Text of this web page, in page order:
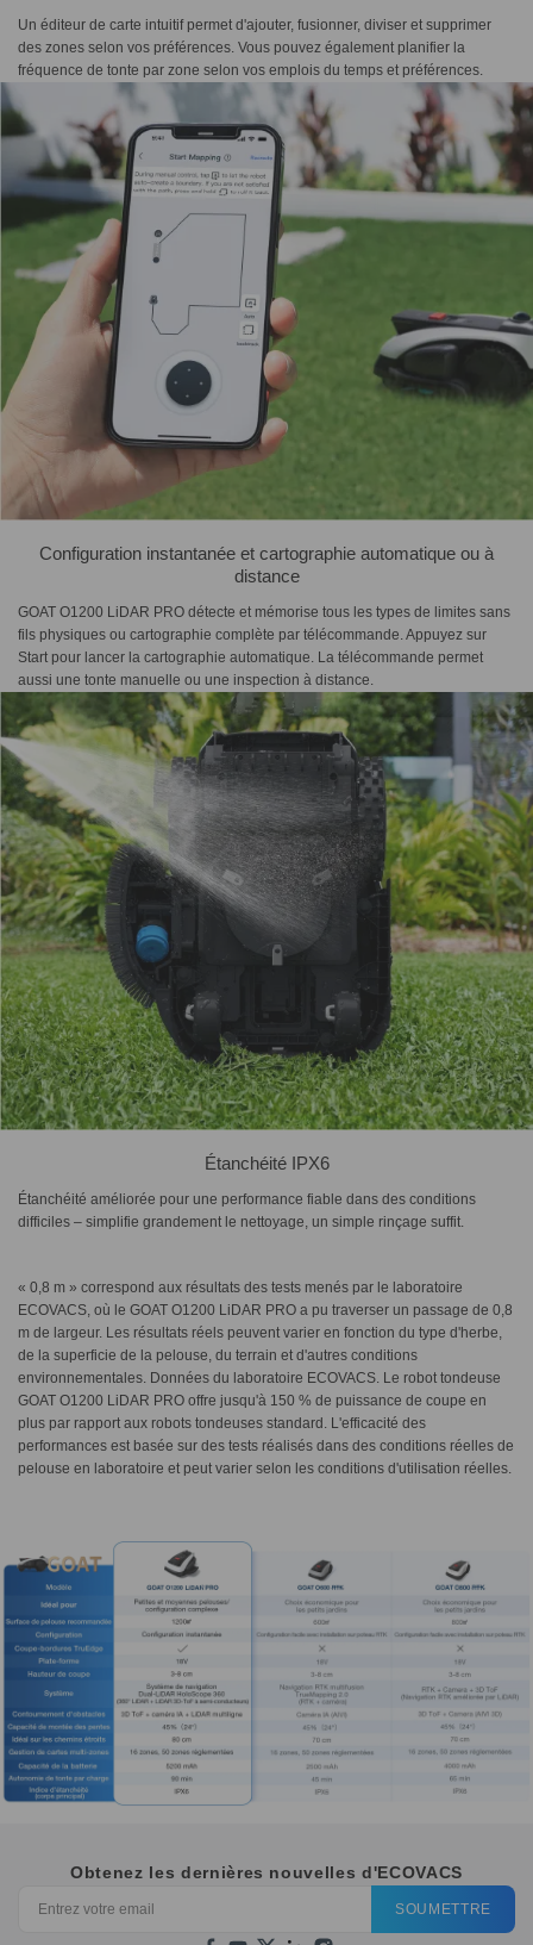
Un éditeur de carte intuitif permet d'ajouter, fusionner, diviser et supprimer
des zones selon vos préférences. Vous pouvez également planifier la
fréquence de tonte par zone selon vos emplois du temps et préférences.
Configuration instantanée et cartographie automatique ou à
distance
GOAT O1200 LiDAR PRO détecte et mémorise tous les types de limites sans
fils physiques ou cartographie complète par télécommande. Appuyez sur
Start pour lancer la cartographie automatique. La télécommande permet
aussi une tonte manuelle ou une inspection à distance.
Étanchéité IPX6
Étanchéité améliorée pour une performance fiable dans des conditions
difficiles – simplifie grandement le nettoyage, un simple rinçage suffit.
« 0,8 m » correspond aux résultats des tests menés par le laboratoire
ECOVACS, où le GOAT O1200 LiDAR PRO a pu traverser un passage de 0,8
m de largeur. Les résultats réels peuvent varier en fonction du type d'herbe,
de la superficie de la pelouse, du terrain et d'autres conditions
environnementales. Données du laboratoire ECOVACS. Le robot tondeuse
GOAT O1200 LiDAR PRO offre jusqu'à 150 % de puissance de coupe en
plus par rapport aux robots tondeuses standard. L'efficacité des
performances est basée sur des tests réalisés dans des conditions réelles de
pelouse en laboratoire et peut varier selon les conditions d'utilisation réelles.
Obtenez les dernières nouvelles d'ECOVACS
SOUMETTRE